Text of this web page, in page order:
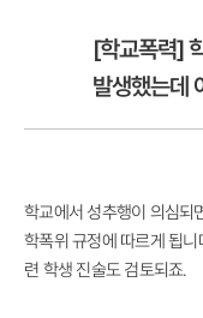
[학교폭력]
발생했는데
학교에서 성추행이 의심되
학폭위 규정에 따르게 됩
련 학생 진술도 검토되죠.